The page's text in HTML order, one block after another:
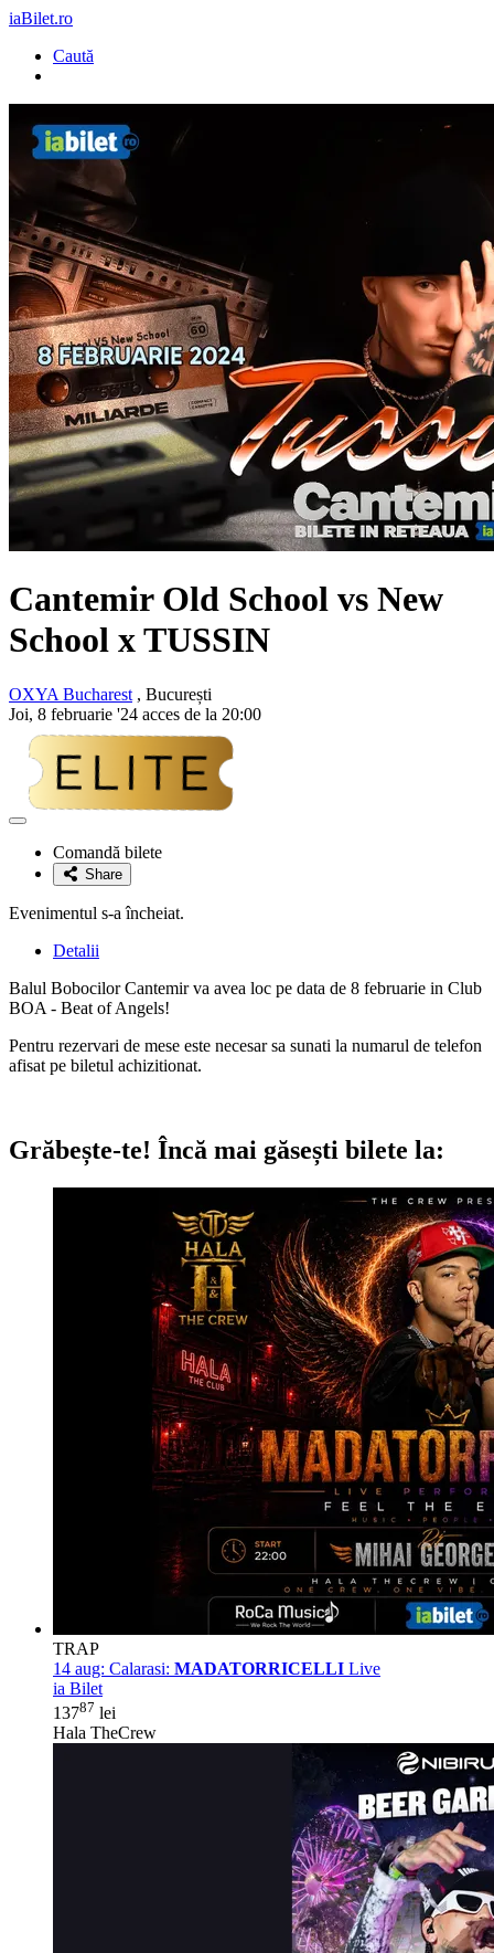
iaBilet.ro
Caută
Cantemir Old School vs New
School xTUSSIN
OXYA Bucharest , București
Joi, 8 februarie '24 acces de la 20:00
Adaugă
favoriteComandă bilete
Share
Evenimentul s-a încheiat.
Detalii
Balul Bobocilor Cantemir va avea loc pe data de 8 februarie in Club
BOA - Beat of Angels!
Pentru rezervari de mese este necesar sa sunati la numarul de telefon
afisat pe biletul achizitionat.
Grăbește-te! Încă mai găsești bilete la:
TRAP
14 aug: Calarasi: MADATORRICELLI Live
ia Bilet
13787 lei
Hala TheCrew